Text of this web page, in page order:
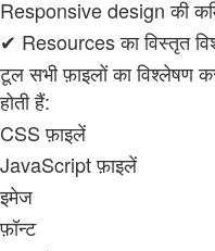
Responsive design की
✔ Resources का विस्तृत
टूल सभी फ़ाइलों का विश्लेषण
होती हैं:
CSS फ़ाइलें
JavaScript फ़ाइलें
इमेज
फ़ॉन्ट